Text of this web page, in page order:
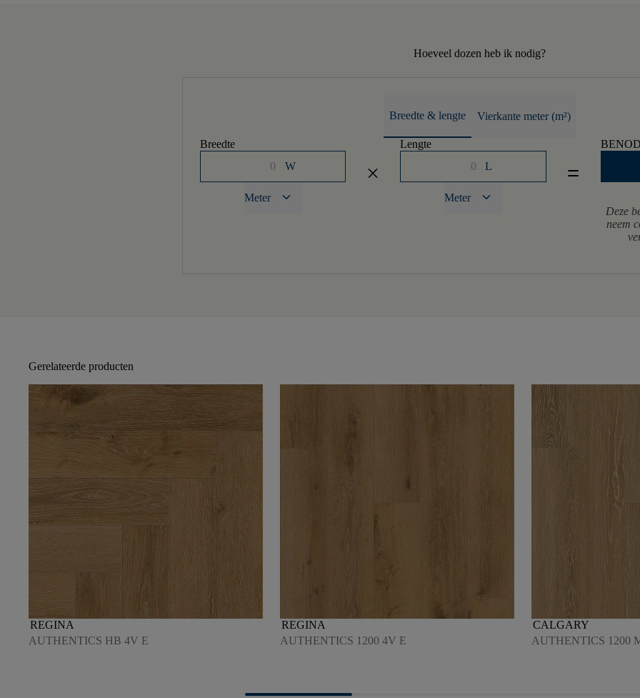
Hoeveel dozen heb ik nodig?
Breedte & lengte Vierkante meter (m²)
Breedte
W
Meter keyboard_arrow_down
close
Lengte
L
Meter keyboard_arrow_down
equal
Deze
neem
Gerelateerde producten
REGINA
AUTHENTICS HB 4V E
REGINA
AUTHENTICS 1200 4V E
CALGARY
AUTHENTICS 1200